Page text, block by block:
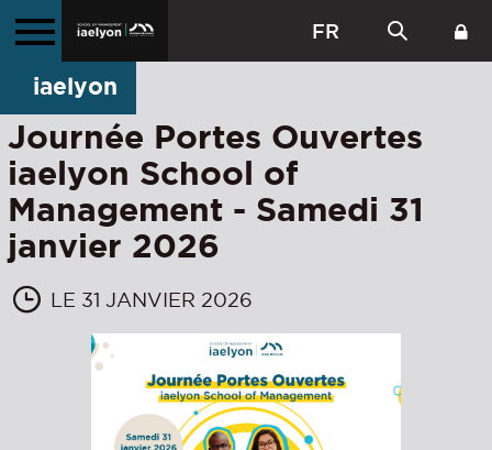
FR
iaelyon
Journée Portes Ouvertes
iaelyon School of
Management - Samedi 31
janvier 2026
LE 31 JANVIER 2026